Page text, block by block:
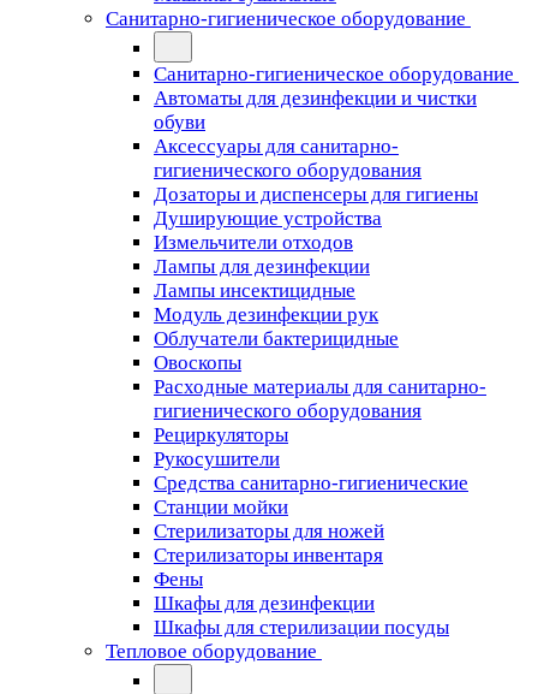
Санитарно-гигиеническое оборудование
Санитарно-гигиеническое оборудование
Автоматы для дезинфекции и чистки
обуви
Аксессуары для санитарно-
гигиенического оборудования
Дозаторы и диспенсеры для гигиены
Душирующие устройства
Измельчители отходов
Лампы для дезинфекции
Лампы инсектицидные
Модуль дезинфекции рук
Облучатели бактерицидные
Овоскопы
Расходные материалы для санитарно-
гигиенического оборудования
Рециркуляторы
Рукосушители
Средства санитарно-гигиенические
Станции мойки
Стерилизаторы для ножей
Стерилизаторы инвентаря
Фены
Шкафы для дезинфекции
Шкафы для стерилизации посуды
Тепловое оборудование